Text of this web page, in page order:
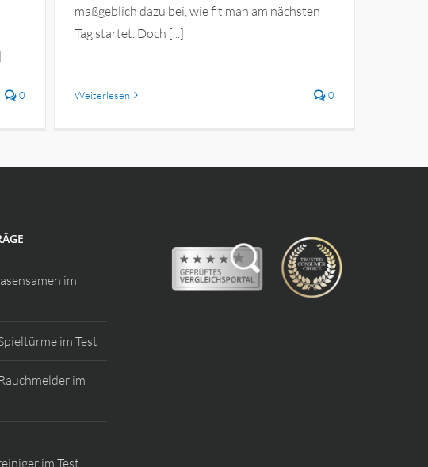
0
maßgeblich dazu bei, wie fit man am nächsten
Tag startet. Doch [...]
Weiterlesen 0
im
im Test
im
im Test